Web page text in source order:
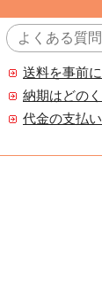
送料を事前
納期はどの